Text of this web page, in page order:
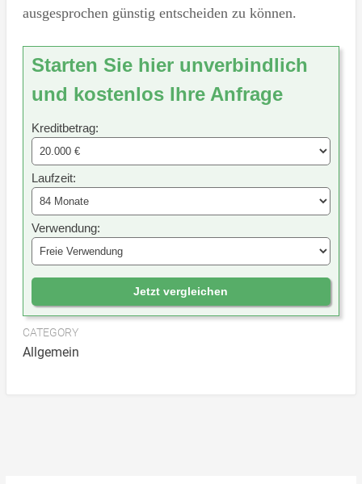
ausgesprochen günstig entscheiden zu können.
Starten Sie hier unverbindlich
und kostenlos Ihre Anfrage
Kreditbetrag:
Laufzeit:
Verwendung:
Jetzt vergleichen
CATEGORY
Allgemein